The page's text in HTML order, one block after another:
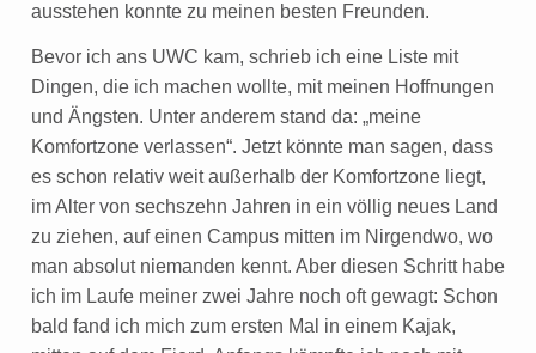
ausstehen konnte zu meinen besten Freunden.
Bevor ich ans UWC kam, schrieb ich eine Liste mit
Dingen, die ich machen wollte, mit meinen Hoffnungen
und Ängsten. Unter anderem stand da: „meine
Komfortzone verlassen“. Jetzt könnte man sagen, dass
es schon relativ weit außerhalb der Komfortzone liegt,
im Alter von sechszehn Jahren in ein völlig neues Land
zu ziehen, auf einen Campus mitten im Nirgendwo, wo
man absolut niemanden kennt. Aber diesen Schritt habe
ich im Laufe meiner zwei Jahre noch oft gewagt: Schon
bald fand ich mich zum ersten Mal in einem Kajak,